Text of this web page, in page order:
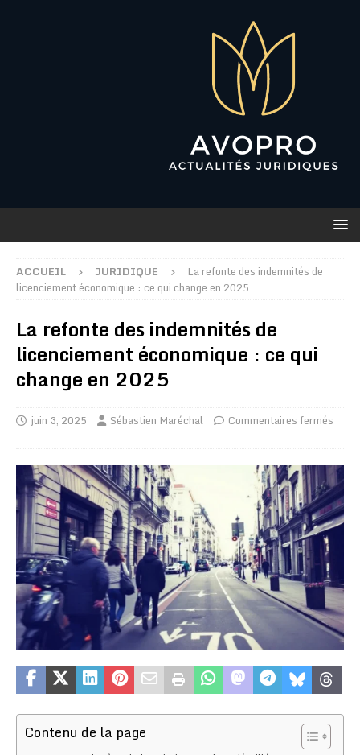
ACCUEIL JURIDIQUE
La refonte des indemnités de
licenciement économique : ce qui change en 2025
La refonte des indemnités de
licenciement économique : ce qui
change en 2025
juin 3, 2025 Sébastien Maréchal Commentaires fermés
Contenu de la page